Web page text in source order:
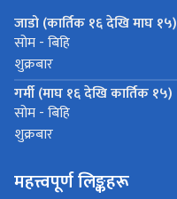
जाडो (कार्तिक १६ देखि माघ १५)
सोम - बिहि
शुक्रबार
गर्मी (माघ १६ देखि कार्तिक १५)
सोम - बिहि
शुक्रबार
महत्त्वपूर्ण लिङ्कहरू